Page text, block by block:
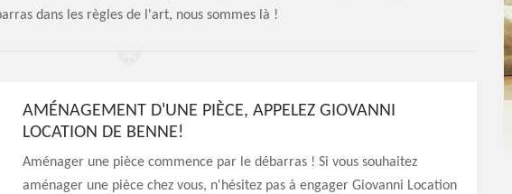
dans les règles de l'art, nous sommes là !
AMÉNAGEMENT D'UNE PIÈCE, APPELEZ GIOVANNI
LOCATION DE BENNE!
Aménager une pièce commence par le débarras ! Si vous souhaitez
aménager une pièce chez vous, n'hésitez pas à engager Giovanni Location